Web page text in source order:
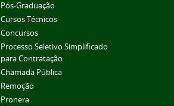
Pós-Graduação
Cursos Técnicos
Concursos
Processo Seletivo Simplificado
para Contratação
Chamada Pública
Remoção
Pronera